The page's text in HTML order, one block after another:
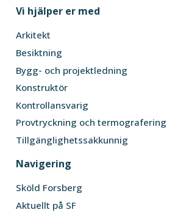
Vi hjälper er med
Arkitekt
Besiktning
Bygg- och projektledning
Konstruktör
Kontrollansvarig
Provtryckning och termografering
Tillgänglighetssakkunnig
Navigering
Sköld Forsberg
Aktuellt på SF